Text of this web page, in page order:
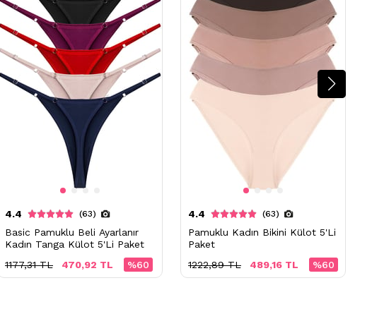
4.4 (63)
Basic Pamuklu Beli Ayarlanır
Kadın Tanga Külot 5'Li Paket
%60
470,92 TL
1177,31 TL
4.4 (63)
Pamuklu Kadın Bikini Külot 5'Li
Paket
%60
489,16 TL
1222,89 TL